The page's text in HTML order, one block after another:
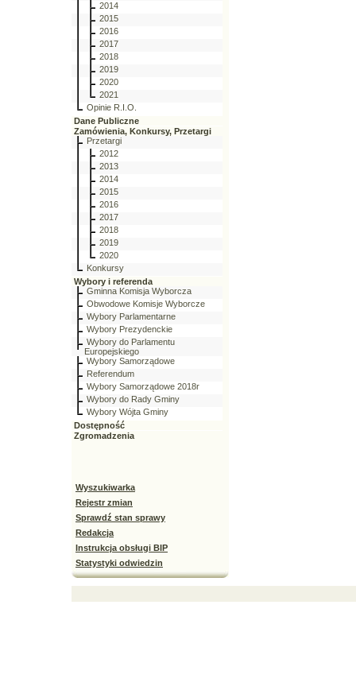
2014
2015
2016
2017
2018
2019
2020
2021
Opinie R.I.O.
Dane Publiczne
Zamówienia, Konkursy, Przetargi
Przetargi
2012
2013
2014
2015
2016
2017
2018
2019
2020
Konkursy
Wybory i referenda
Gminna Komisja Wyborcza
Obwodowe Komisje Wyborcze
Wybory Parlamentarne
Wybory Prezydenckie
Wybory do Parlamentu
Europejskiego
Wybory Samorządowe
Referendum
Wybory Samorządowe 2018r
Wybory do Rady Gminy
Wybory Wójta Gminy
Dostępność
Zgromadzenia
Wyszukiwarka
Rejestr zmian
Sprawdź stan sprawy
Redakcja
Instrukcja obsługi BIP
Statystyki odwiedzin